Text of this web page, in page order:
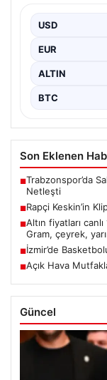
bilinen rapçi
USD
EUR
ALTIN
BTC
Son Eklenen
■Trabzonspor’da
Netleşti
■Rapçi Keskin’in
■Altın fiyatları
Gram, çeyrek,
■İzmir’de
■Açık Hava
Güncel